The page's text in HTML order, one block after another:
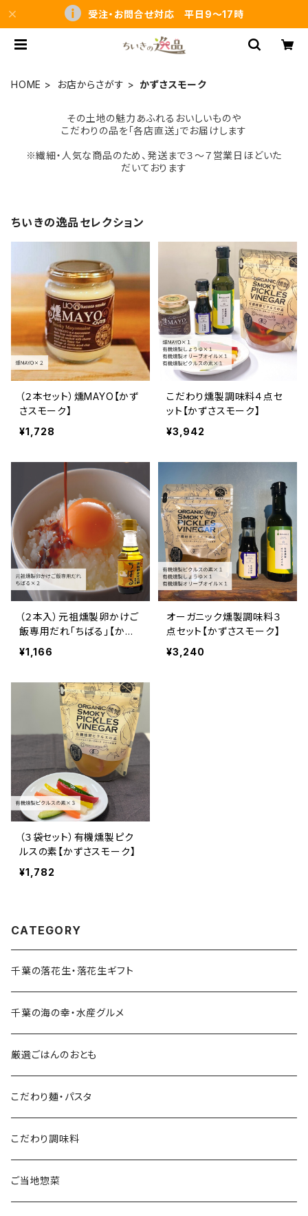
受注・お問合せ対応 平日9～17時
HOME お店からさがす かずさスモーク
その土地の魅力あふれるおいしいものや
こだわりの品を「各店直送」でお届けします
※繊細・人気な商品のため、発送まで３～７営業日ほどいた
だいております
ちいきの逸品セレクション
（２本セット）燻MAYO【かず
さスモーク】
¥1,728
こだわり燻製調味料４点セ
ット【かずさスモーク】
¥3,942
（２本入）元祖燻製卵かけご
飯専用だれ「ちばる」【かず
さスモーク】
¥1,166
オーガニック燻製調味料３
点セット【かずさスモーク】
¥3,240
（３袋セット）有機燻製ピク
ルスの素【かずさスモーク】
¥1,782
CATEGORY
千葉の落花生・落花生ギフト
千葉の海の幸・水産グルメ
厳選ごはんのおとも
こだわり麺・パスタ
こだわり調味料
ご当地惣菜